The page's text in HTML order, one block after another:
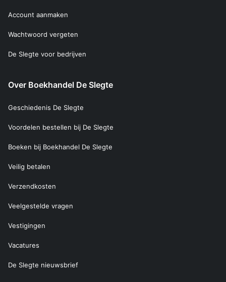
Account aanmaken
Wachtwoord vergeten
De Slegte voor bedrijven
Over Boekhandel De Slegte
Geschiedenis De Slegte
Voordelen bestellen bij De Slegte
Boeken bij Boekhandel De Slegte
Veilig betalen
Verzendkosten
Veelgestelde vragen
Vestigingen
Vacatures
De Slegte nieuwsbrief